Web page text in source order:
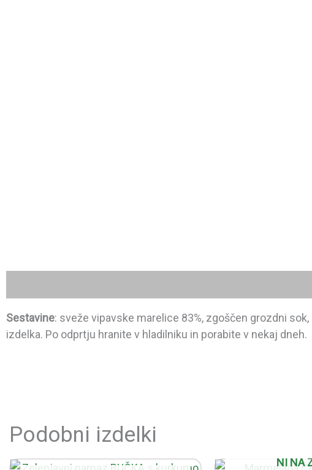
Sestavine: sveže vipavske marelice 83%, zgoščen grozdni
izdelka. Po odprtju hranite v hladilniku in porabite v nekaj dneh.
Podobni izdelki
NI NA